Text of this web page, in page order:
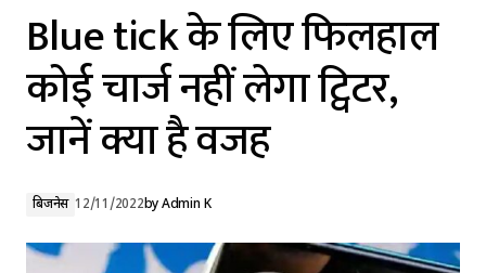
Blue tick के लिए फिलहाल
कोई चार्ज नहीं लेगा ट्विटर,
जानें क्या है वजह
बिजनेस 12/11/2022byAdmin K